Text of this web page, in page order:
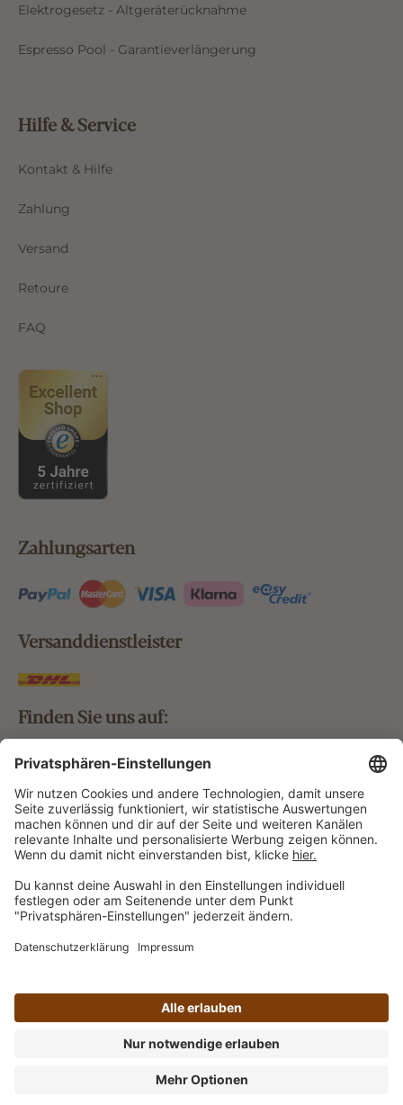
Elektrogesetz - Altgeräterücknahme
Espresso Pool - Garantieverlängerung
Hilfe & Service
Kontakt & Hilfe
Zahlung
Versand
Retoure
FAQ
Zahlungsarten
Versanddienstleister
Finden Sie uns auf:
Bestellung widerrufen
Vertrag widerrufen
Alle Preise inkl. gesetzl. Mehrwertsteuer zzgl.
und ggf. Nachnahmegebühren, wenn nicht
anders angegeben.